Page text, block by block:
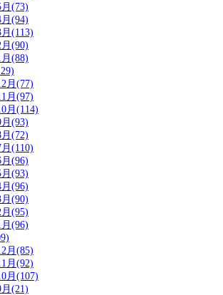
月(73)
月(94)
(113)
月(90)
月(88)
月(77)
月(97)
月(114)
月(93)
月(72)
(110)
月(96)
月(93)
月(96)
月(90)
月(95)
月(96)
月(85)
月(92)
月(107)
月(21)